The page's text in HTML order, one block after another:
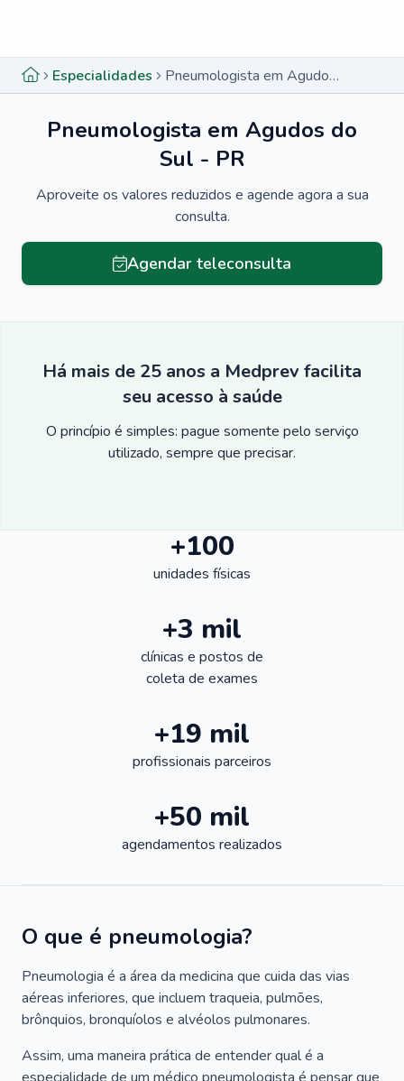
Especialidades Pneumologista em Agudos do Sul - PR
Pneumologista em Agudos do
Sul - PR
Aproveite os valores reduzidos e agende agora a sua
consulta.
Agendar teleconsulta
Há mais de 25 anos a Medprev facilita
seu acesso à saúde
O princípio é simples: pague somente pelo serviço
utilizado, sempre que precisar.
+100
unidades físicas
+3 mil
clínicas e postos de
coleta de exames
+19 mil
profissionais parceiros
+50 mil
agendamentos realizados
O que é pneumologia?
Pneumologia é a área da medicina que cuida das vias
aéreas inferiores, que incluem traqueia, pulmões,
brônquios, bronquíolos e alvéolos pulmonares.
Assim, uma maneira prática de entender qual é a